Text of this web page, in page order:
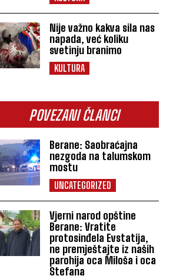
Nije važno kakva sila nas
napada, već koliku
svetinju branimo
KULTURA
POVEZANI ČLANCI
Berane: Saobraćajna
nezgoda na talumskom
mostu
UNCATEGORIZED
Vjerni narod opštine
Berane: Vratite
protosinđela Evstatija,
ne premještajte iz naših
parohija oca Miloša i oca
Stefana